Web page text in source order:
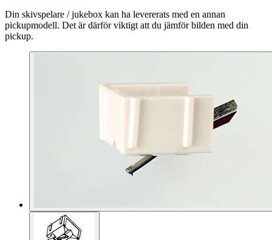
Din skivspelare / jukebox kan ha levererats med en annan
pickupmodell. Det är därför viktigt att du jämför bilden med din
pickup.